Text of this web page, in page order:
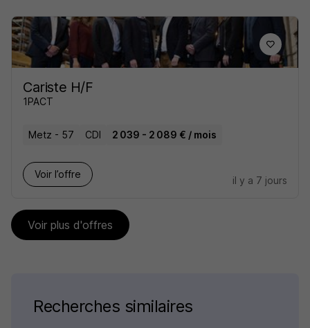
Cariste H/F
1PACT
Metz - 57 CDI 2 039 - 2 089 € / mois
Voir l’offre
il y a 7 jours
Voir plus d'offres
Recherches similaires